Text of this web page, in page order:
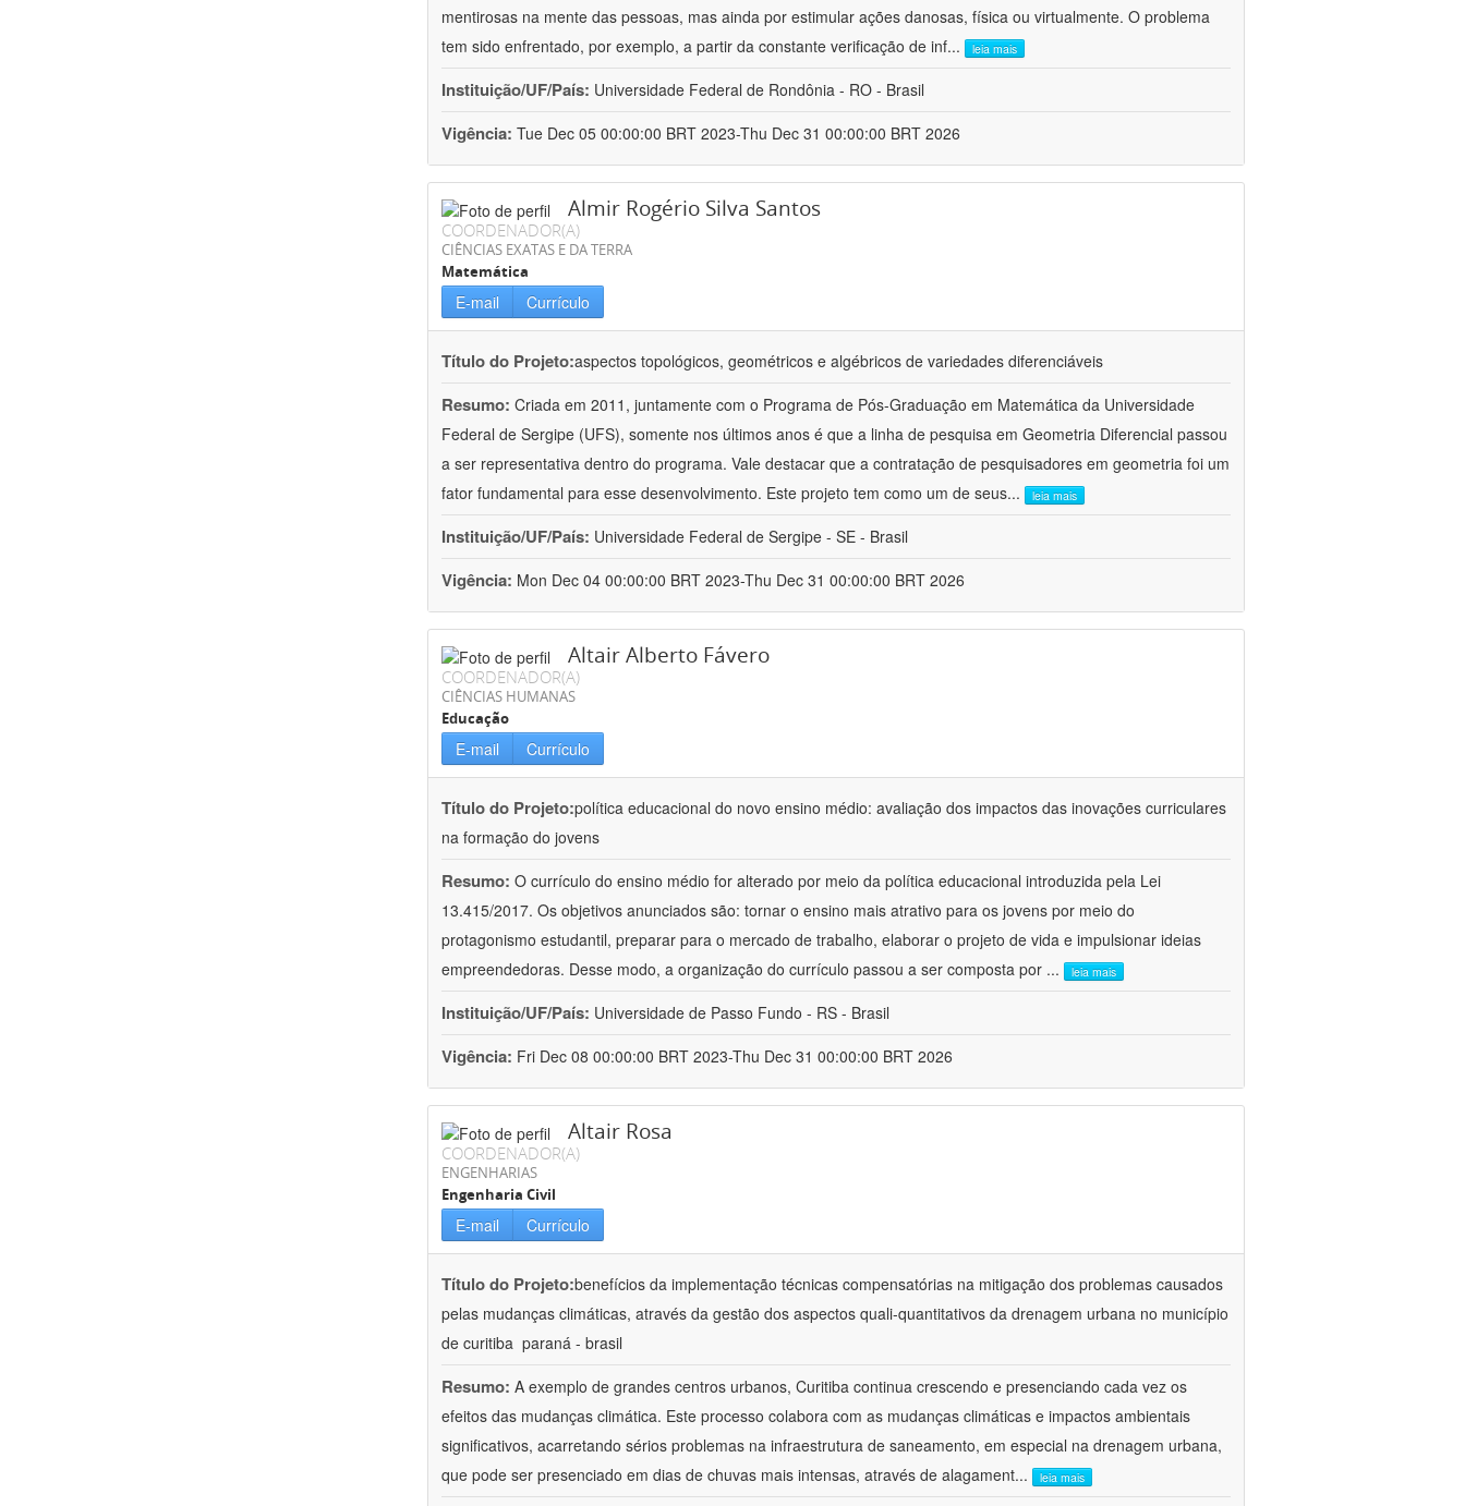
mentirosas na mente das pessoas, mas ainda por estimular ações danosas, física ou virtualmente. O problema
tem sido enfrentado, por exemplo, a partir da constante verificação de inf... leia mais
Instituição/UF/País: Universidade Federal de Rondônia - RO - Brasil
Vigência: Tue Dec 05 00:00:00 BRT 2023-Thu Dec 31 00:00:00 BRT 2026
Almir Rogério Silva Santos
COORDENADOR(A)
CIÊNCIAS EXATAS E DA TERRA
Matemática
E-mail Currículo
Título do Projeto:aspectos topológicos, geométricos e algébricos de variedades diferenciáveis
Resumo: Criada em 2011, juntamente com o Programa de Pós-Graduação em Matemática da Universidade
Federal de Sergipe (UFS), somente nos últimos anos é que a linha de pesquisa em Geometria Diferencial passou
a ser representativa dentro do programa. Vale destacar que a contratação de pesquisadores em geometria foi um
fator fundamental para esse desenvolvimento. Este projeto tem como um de seus... leia mais
Instituição/UF/País: Universidade Federal de Sergipe - SE - Brasil
Vigência: Mon Dec 04 00:00:00 BRT 2023-Thu Dec 31 00:00:00 BRT 2026
Altair Alberto Fávero
COORDENADOR(A)
CIÊNCIAS HUMANAS
Educação
E-mail Currículo
Título do Projeto:política educacional do novo ensino médio: avaliação dos impactos das inovações curriculares
na formação do jovens
Resumo: O currículo do ensino médio for alterado por meio da política educacional introduzida pela Lei
13.415/2017. Os objetivos anunciados são: tornar o ensino mais atrativo para os jovens por meio do
protagonismo estudantil, preparar para o mercado de trabalho, elaborar o projeto de vida e impulsionar ideias
empreendedoras. Desse modo, a organização do currículo passou a ser composta por ... leia mais
Instituição/UF/País: Universidade de Passo Fundo - RS - Brasil
Vigência: Fri Dec 08 00:00:00 BRT 2023-Thu Dec 31 00:00:00 BRT 2026
Altair Rosa
COORDENADOR(A)
ENGENHARIAS
Engenharia Civil
E-mail Currículo
Título do Projeto:benefícios da implementação técnicas compensatórias na mitigação dos problemas causados
pelas mudanças climáticas, através da gestão dos aspectos quali-quantitativos da drenagem urbana no município
de curitiba  paraná - brasil
Resumo: A exemplo de grandes centros urbanos, Curitiba continua crescendo e presenciando cada vez os
efeitos das mudanças climática. Este processo colabora com as mudanças climáticas e impactos ambientais
significativos, acarretando sérios problemas na infraestrutura de saneamento, em especial na drenagem urbana,
que pode ser presenciado em dias de chuvas mais intensas, através de alagament... leia mais